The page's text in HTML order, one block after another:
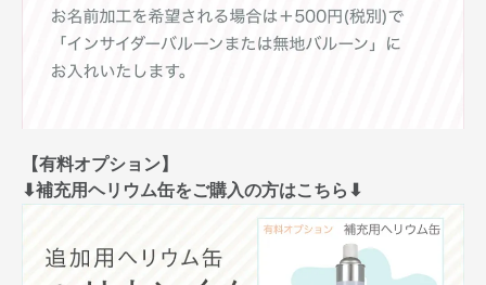
【有料オプション】
⬇︎補充用ヘリウム缶をご購入の方はこちら⬇︎